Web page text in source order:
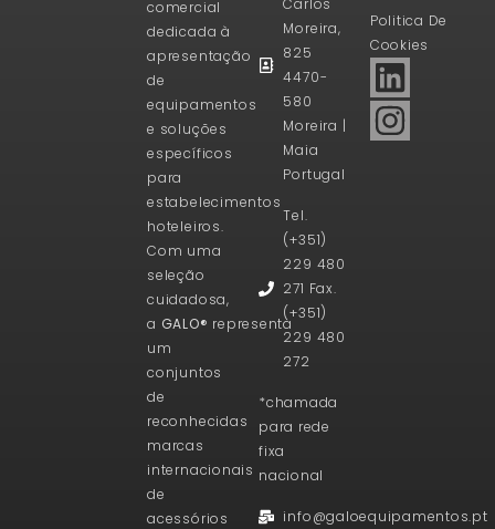
comercial
dedicada à
apresentação
de
equipamentos
e soluções
específicos
para
estabelecimentos
hoteleiros.
Com uma
seleção
cuidadosa,
a GALO® representa
um
conjuntos
de
reconhecidas
marcas
internacionais
de
acessórios
Moreira,
825
4470-
580
Moreira |
Maia
Portugal
Tel.
(+351)
229 480
271 Fax.
(+351)
229 480
272
*chamada
para rede
fixa
nacional
info@galoequipamentos.pt
Politica De
Cookies